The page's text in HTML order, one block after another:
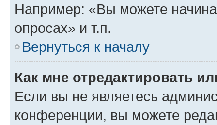
Например: «Вы можете
опросах» и т.п.
Вернуться к началу
Как мне отредактировать
Если вы не являетесь
конференции, вы можете